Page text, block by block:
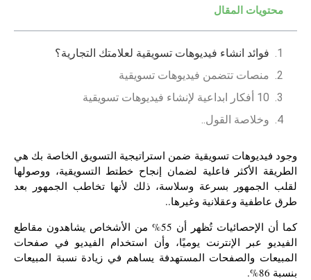
محتويات المقال
فوائد انشاء فيديوهات تسويقية لعلامتك التجارية؟
منصات تتضمن فيديوهات تسويقية
10 أفكار ابداعية لإنشاء فيديوهات تسويقية
وخلاصة القول..
وجود فيديوهات تسويقية ضمن استراتيجية التسويق الخاصة بك هي
الطريقة الأكثر فاعلية لضمان إنجاح خطتط التسويقية، ووصولها
لقلب الجمهور بسرعة وسلاسة، ذلك لأنها تخاطب الجمهور بعد
طرق عاطفية وعقلانية وغيرها..
كما أن الإحصائيات تُظهر أن 55% من الأشخاص يشاهدون مقاطع
الفيديو عبر الإنترنت يوميًا، وأن استخدام الفيديو في صفحات
المبيعات والصفحات المستهدفة يساهم في زيادة نسبة المبيعات
بنسبة 86%.